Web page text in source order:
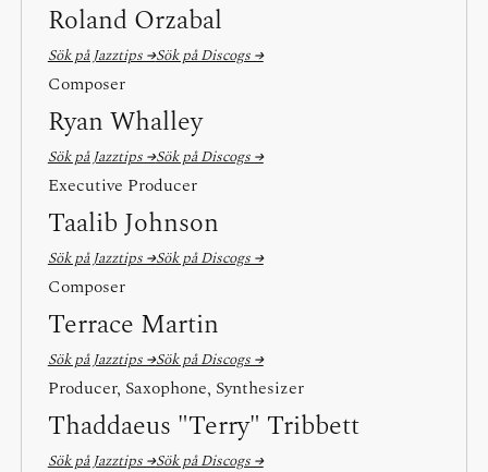
Roland Orzabal
Sök på Jazztips →Sök på Discogs →
Composer
Ryan Whalley
Sök på Jazztips →Sök på Discogs →
Executive Producer
Taalib Johnson
Sök på Jazztips →Sök på Discogs →
Composer
Terrace Martin
Sök på Jazztips →Sök på Discogs →
Producer, Saxophone, Synthesizer
Thaddaeus "Terry" Tribbett
Sök på Jazztips →Sök på Discogs →